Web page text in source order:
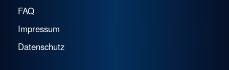
FAQ
Impressum
Datenschutz